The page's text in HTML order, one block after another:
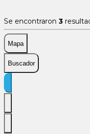
Se encontraron 3
Mapa
Buscador